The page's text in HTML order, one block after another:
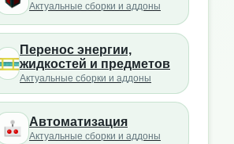
Актуальные сборки и аддоны
Перенос энергии,
жидкостей и предметов
Актуальные сборки и аддоны
Автоматизация
Актуальные сборки и аддоны